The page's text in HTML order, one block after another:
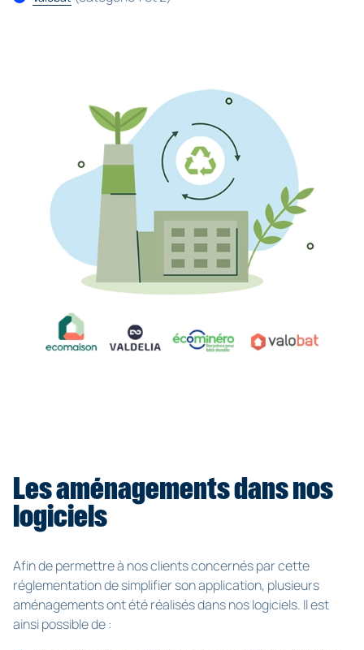
Les aménagements dans nos
logiciels
Afin de permettre à nos clients concernés par cette
réglementation de simplifier son application, plusieurs
aménagements ont été réalisés dans nos logiciels. Il est
ainsi possible de :